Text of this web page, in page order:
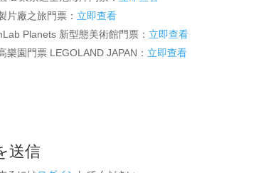
片廠之旅門票： 立即查看
Planets 新型態美術館門票： 立即查看
樂園門票 LEGOLAND JAPAN： 立即查看
送信